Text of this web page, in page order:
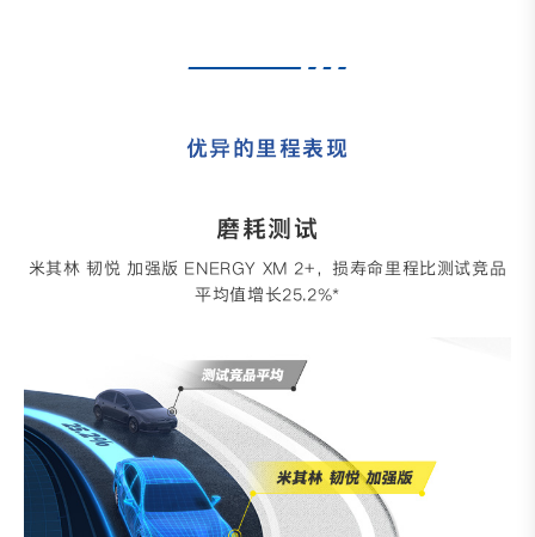
优异的里程表现
磨耗测试
米其林 韧悦 加强版 ENERGY XM 2+，损寿命里程比测试竞品
平均值增长25.2%*